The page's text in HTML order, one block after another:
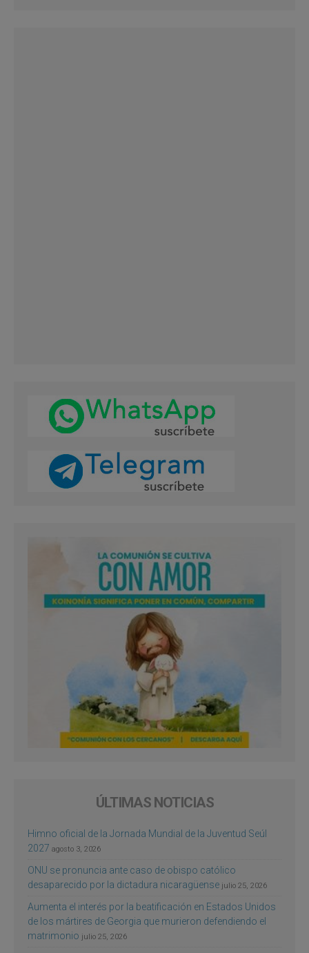
ÚLTIMAS NOTICIAS
Himno oficial de la Jornada Mundial de la Juventud Seúl
2027 agosto 3, 2026
ONU se pronuncia ante caso de obispo católico
desaparecido por la dictadura nicaragüense julio 25, 2026
Aumenta el interés por la beatificación en Estados Unidos
de los mártires de Georgia que murieron defendiendo el
matrimonio julio 25, 2026